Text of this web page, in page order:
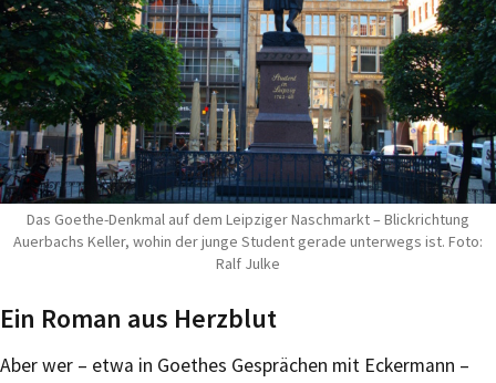
Das Goethe-Denkmal auf dem Leipziger Naschmarkt – Blickrichtung
Auerbachs Keller, wohin der junge Student gerade unterwegs ist. Foto:
Ralf Julke
Ein Roman aus Herzblut
Aber wer – etwa in Goethes Gesprächen mit Eckermann –